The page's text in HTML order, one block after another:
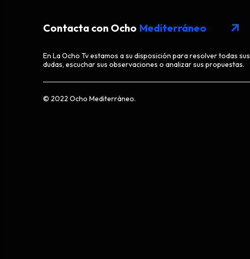
Contacta con Ocho Mediterráneo arrow_outward
En La Ocho Tv estamos a su disposición para resolver todas sus
dudas, escuchar sus observaciones o analizar sus propuestas.
© 2022 Ocho Mediterráneo.